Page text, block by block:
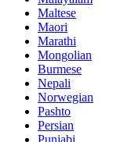
Maltese
Maori
Marathi
Mongolian
Burmese
Nepali
Norwegian
Pashto
Persian
Punjabi